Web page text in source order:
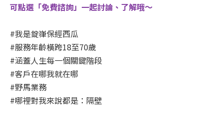
可點選「免費諮詢」 一起討論、了解哦～
#我是錠嵂保經西瓜
#服務年齡橫跨18至70歲
#涵蓋人生每一個關鍵階段
#客戶在哪我就在哪
#野馬業務
#哪裡對我來說都是：隔壁